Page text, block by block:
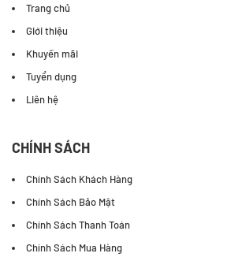
Trang chủ
Giới thiệu
Khuyến mãi
Tuyển dụng
Liên hệ
CHÍNH SÁCH
Chính Sách Khách Hàng
Chính Sách Bảo Mật
Chính Sách Thanh Toán
Chính Sách Mua Hàng